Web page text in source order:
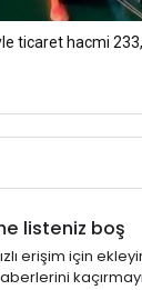
ticaret hacmi
listeniz boş
erişim için